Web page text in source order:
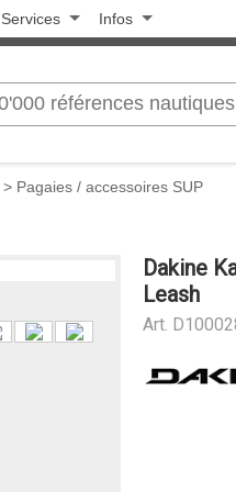
Services Infos
> Pagaies / accessoires SUP
Dakine
Leash
Art.